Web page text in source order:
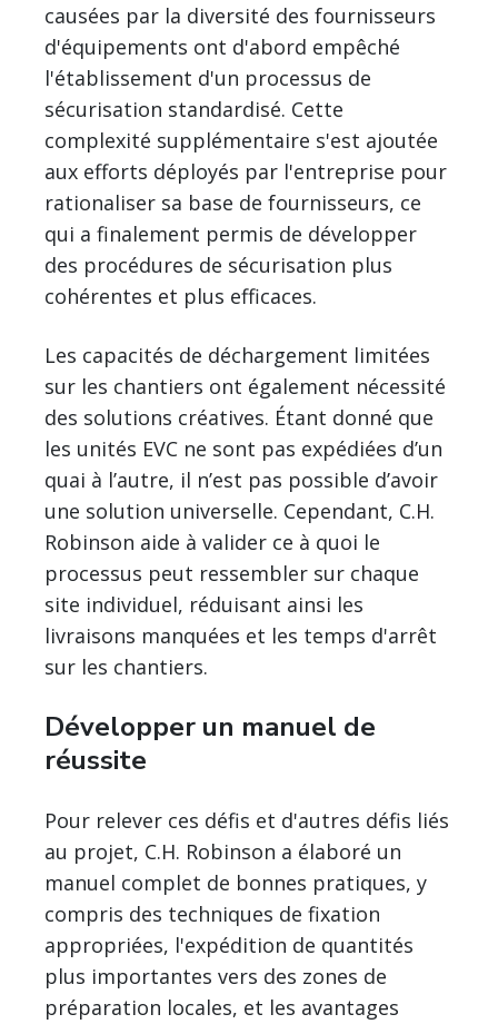
causées par la diversité des fournisseurs
d'équipements ont d'abord empêché
l'établissement d'un processus de
sécurisation standardisé. Cette
complexité supplémentaire s'est ajoutée
aux efforts déployés par l'entreprise pour
rationaliser sa base de fournisseurs, ce
qui a finalement permis de développer
des procédures de sécurisation plus
cohérentes et plus efficaces.
Les capacités de déchargement limitées
sur les chantiers ont également nécessité
des solutions créatives. Étant donné que
les unités EVC ne sont pas expédiées d’un
quai à l’autre, il n’est pas possible d’avoir
une solution universelle. Cependant, C.H.
Robinson aide à valider ce à quoi le
processus peut ressembler sur chaque
site individuel, réduisant ainsi les
livraisons manquées et les temps d'arrêt
sur les chantiers.
Développer un manuel de
réussite
Pour relever ces défis et d'autres défis liés
au projet, C.H. Robinson a élaboré un
manuel complet de bonnes pratiques, y
compris des techniques de fixation
appropriées, l'expédition de quantités
plus importantes vers des zones de
préparation locales, et les avantages